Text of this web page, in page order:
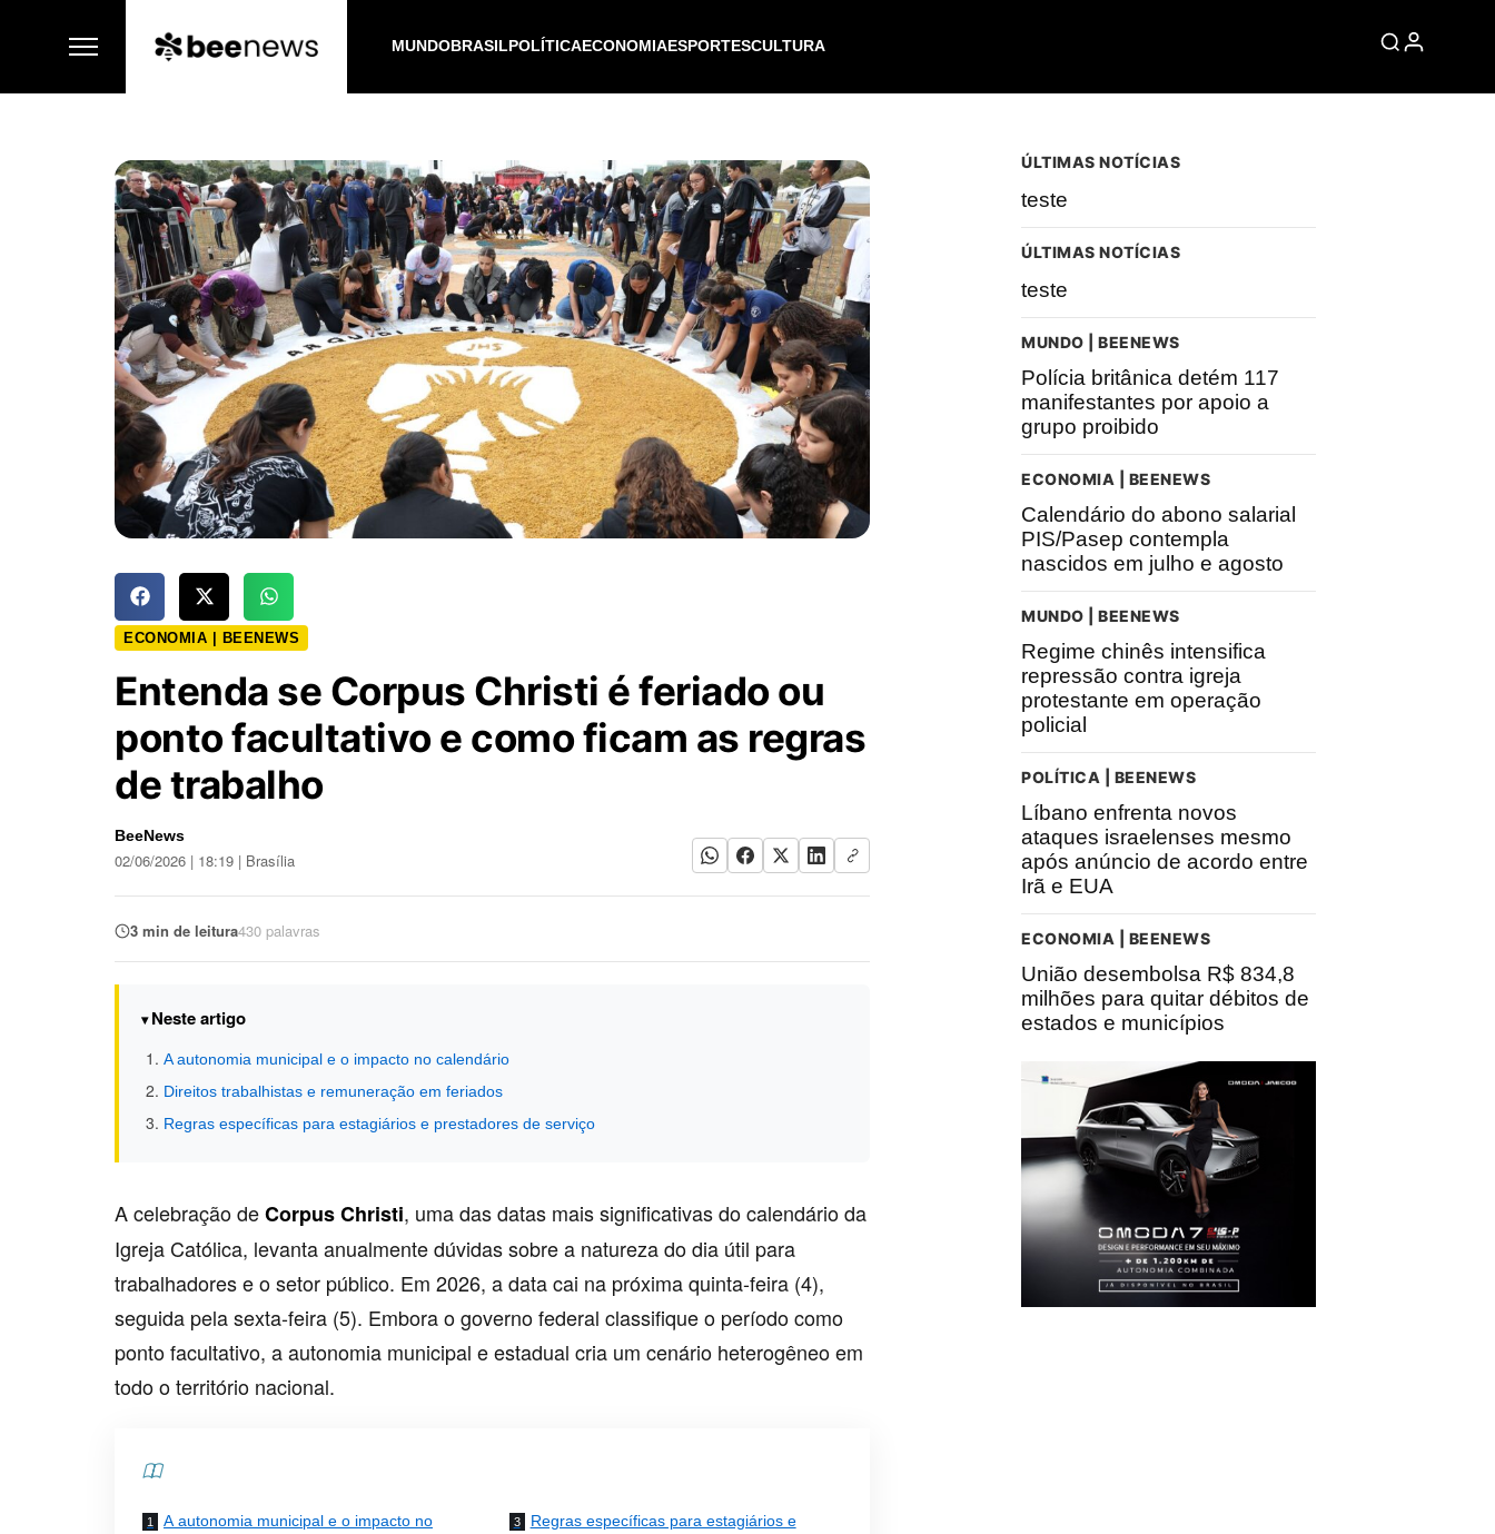
MUNDOBRASILPOLÍTICAECONOMIAESPORTESCULTURA
ECONOMIA | BEENEWS
Entenda se Corpus Christi é feriado ou
ponto facultativo e como ficam as regras
de trabalho
BeeNews
02/06/2026 | 18:19 | Brasília
3 min de leitura430 palavras
Neste artigo
A autonomia municipal e o impacto no calendário
Direitos trabalhistas e remuneração em feriados
Regras específicas para estagiários e prestadores de serviço
A celebração deCorpus Christi, uma das datas mais significativas do calendário da
Igreja Católica, levanta anualmente dúvidas sobre a natureza do dia útil para
trabalhadores e o setor público. Em 2026, a data cai na próxima quinta-feira (4),
seguida pela sexta-feira (5). Embora o governo federal classifique o período como
ponto facultativo, a autonomia municipal e estadual cria um cenário heterogêneo em
todo o território nacional.
A autonomia municipal e o impacto no
Regras específicas para estagiários e
ÚLTIMAS NOTÍCIAS
teste
ÚLTIMAS NOTÍCIAS
teste
MUNDO | BEENEWS
Polícia britânica detém 117
manifestantes por apoio a
grupo proibido
ECONOMIA | BEENEWS
Calendário do abono salarial
PIS/Pasep contempla
nascidos em julho e agosto
MUNDO | BEENEWS
Regime chinês intensifica
repressão contra igreja
protestante em operação
policial
POLÍTICA | BEENEWS
Líbano enfrenta novos
ataques israelenses mesmo
após anúncio de acordo entre
Irã e EUA
ECONOMIA | BEENEWS
União desembolsa R$ 834,8
milhões para quitar débitos de
estados e municípios